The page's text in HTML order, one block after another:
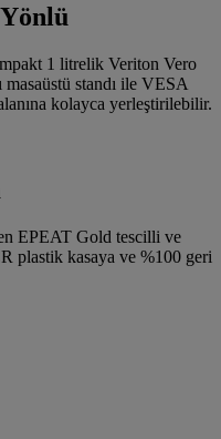
1 litrelik Veriton Vero
standı ile VESA
kolayca yerleştirilebilir.
EPEAT Gold tescilli ve
plastik kasaya ve %100 geri